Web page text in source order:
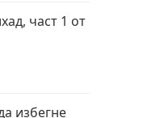
част 1 от
избегне